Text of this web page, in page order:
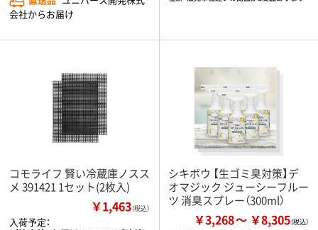
会社からお届け
コモライフ 賢い冷蔵庫ノスス
メ 391421 1セット(2枚入)
￥1,463（税込）
入荷予定：
シキボウ 【生ゴミ臭対策】デ
オマジック ジューシーフルー
ツ 消臭スプレー（300ml）
￥3,268 ￥8,305